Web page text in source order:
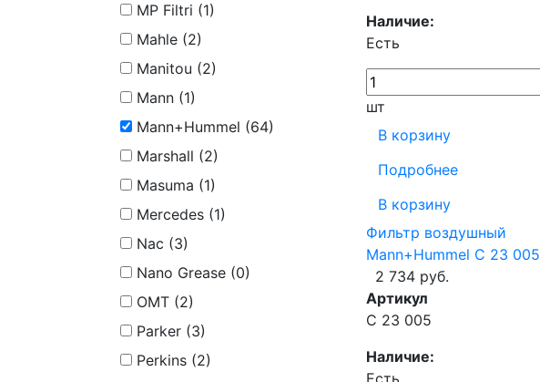
MP Filtri (1)
Mahle (2)
Manitou (2)
Mann (1)
Mann+Hummel (64)
Marshall (2)
Masuma (1)
Mercedes (1)
Nac (3)
Nano Grease (0)
OMT (2)
Parker (3)
Perkins (2)
Наличие:
Есть
шт
В корзину
Подробнее
В корзину
Фильтр воздушный
Mann+Hummel C 23 005
2 734 руб.
Артикул
C 23 005
Наличие: